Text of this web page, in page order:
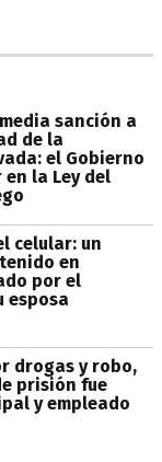
sanción a
de la
el Gobierno
en la Ley del
celular: un
en
por el
esposa
drogas y robo,
prisión fue
y empleado